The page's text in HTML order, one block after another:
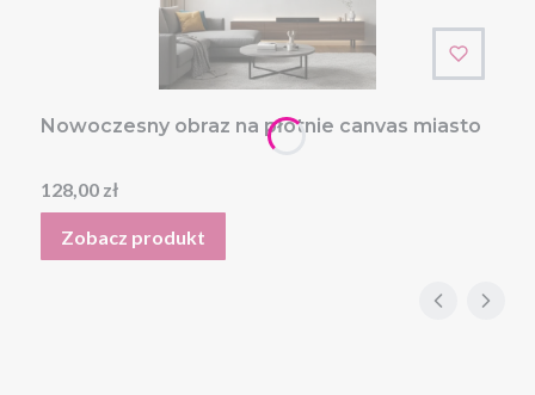
Nowoczesny obraz na płótnie canvas miasto
Cena
128,00 zł
Zobacz produkt